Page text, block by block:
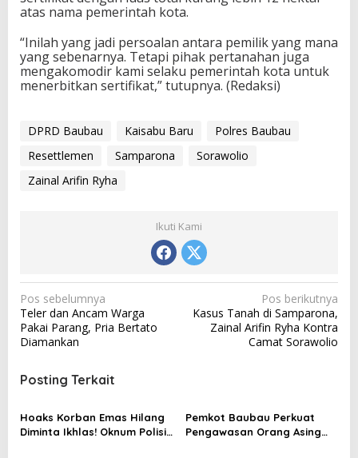
atas nama pemerintah kota.
“Inilah yang jadi persoalan antara pemilik yang mana
yang sebenarnya. Tetapi pihak pertanahan juga
mengakomodir kami selaku pemerintah kota untuk
menerbitkan sertifikat,” tutupnya. (Redaksi)
DPRD Baubau Kaisabu Baru
Polres Baubau
Resettlemen
Samparona
Sorawolio
Zainal Arifin Ryha
Ikuti Kami
N
a
v
g
a
s
Pos sebelumnya
Teler dan Ancam Warga
Pakai Parang, Pria Bertato
Diamankan
Pos berikutnya
Kasus Tanah di Samparona,
Zainal Arifin Ryha Kontra
Camat Sorawolio
Posting Terkait
Hoaks Korban Emas Hilang
Diminta Ikhlas! Oknum Polisi
Pemkot Baubau Perkuat
Pengawasan Orang Asing